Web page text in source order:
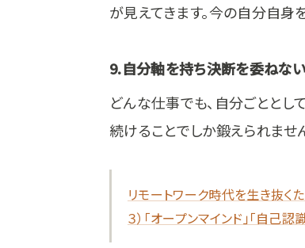
が見えてきます。今の自分自身
9.自分軸を持ち決断を委ねな
どんな仕事でも、自分ごととし
続けることでしか鍛えられませ
リモートワーク時代を生き抜く
３）「オープンマインド」「自己認